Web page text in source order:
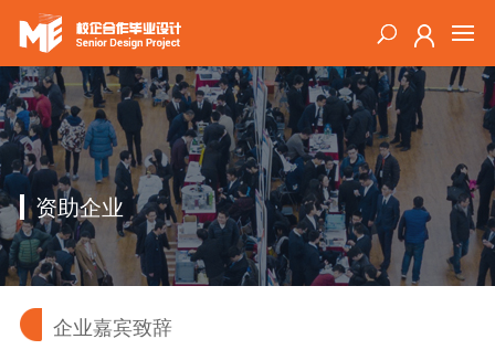
资助企业
企业嘉宾致辞